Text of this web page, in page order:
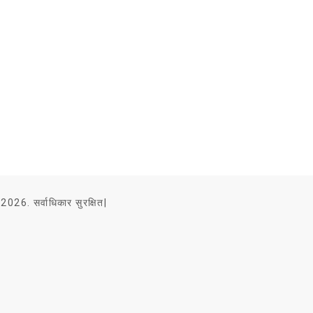
सर्वाधिकार सुरक्षित|